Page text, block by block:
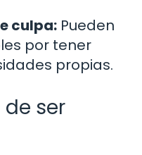
culpa: Pueden
por tener
propias.
ser